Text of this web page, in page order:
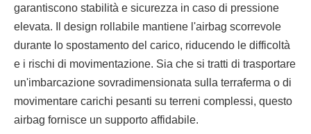
garantiscono stabilità e sicurezza in caso di pressione
elevata. Il design rollabile mantiene l'airbag scorrevole
durante lo spostamento del carico, riducendo le difficoltà
e i rischi di movimentazione. Sia che si tratti di trasportare
un'imbarcazione sovradimensionata sulla terraferma o di
movimentare carichi pesanti su terreni complessi, questo
airbag fornisce un supporto affidabile.